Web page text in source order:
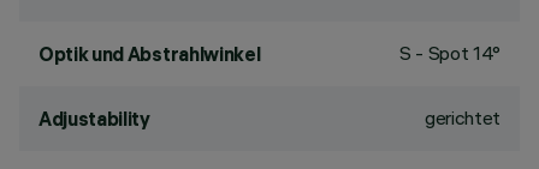
Optik und Abstrahlwinkel S - Spot 14°
Adjustability gerichtet